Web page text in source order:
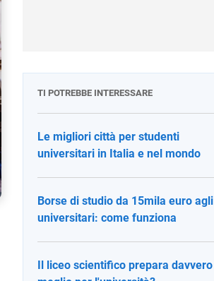
TI POTREBBE INTERESSARE
Le migliori città per studenti
universitari in Italia e nel mondo
Borse di studio da 15mila euro agli
universitari: come funziona
Il liceo scientifico prepara davvero